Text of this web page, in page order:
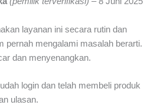
layanan ini secara rutin dan
pernah mengalami masalah berarti.
dan menyenangkan.
login dan telah membeli produk
ulasan.